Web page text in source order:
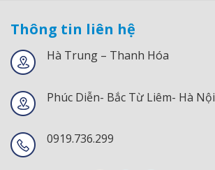
Thông tin liên hệ
Hà Trung – Thanh Hóa
Phúc Diễn- Bắc Từ Liêm- Hà Nội
0919.736.299